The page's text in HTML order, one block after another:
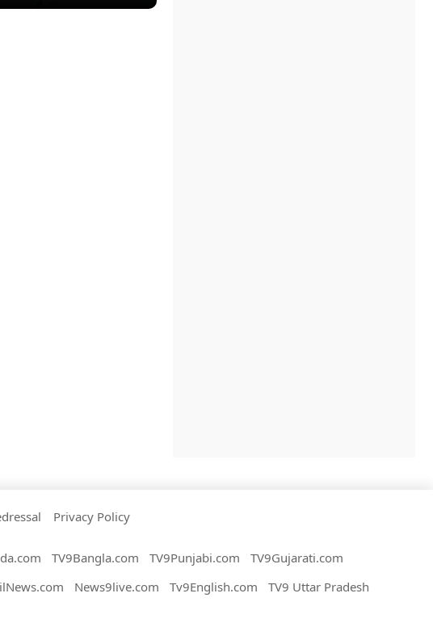
Privacy Policy
TV9Bangla.com TV9Punjabi.com
TV9Gujarati.com
News9live.com Tv9English.com
TV9 Uttar Pradesh